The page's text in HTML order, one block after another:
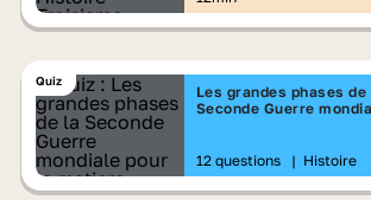
œuvre sont sans précédent. Les
contre les civils aussi. Avec ce
Lumni t'explique pourquoi la
Guerre mondiale est à la fois une
totale et une guerre
Quiz
Les grandes phases de
Seconde Guerre
12 questions | Histoire